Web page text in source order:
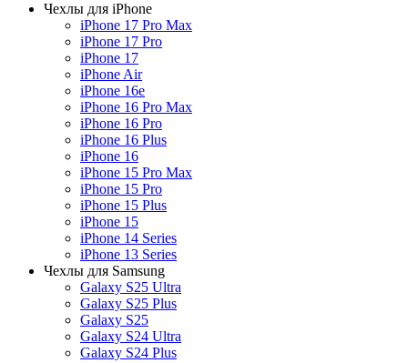
Чехлы для iPhone
iPhone 17 Pro Max
iPhone 17 Pro
iPhone 17
iPhone Air
iPhone 16e
iPhone 16 Pro Max
iPhone 16 Pro
iPhone 16 Plus
iPhone 16
iPhone 15 Pro Max
iPhone 15 Pro
iPhone 15 Plus
iPhone 15
iPhone 14 Series
iPhone 13 Series
Чехлы для Samsung
Galaxy S25 Ultra
Galaxy S25 Plus
Galaxy S25
Galaxy S24 Ultra
Galaxy S24 Plus